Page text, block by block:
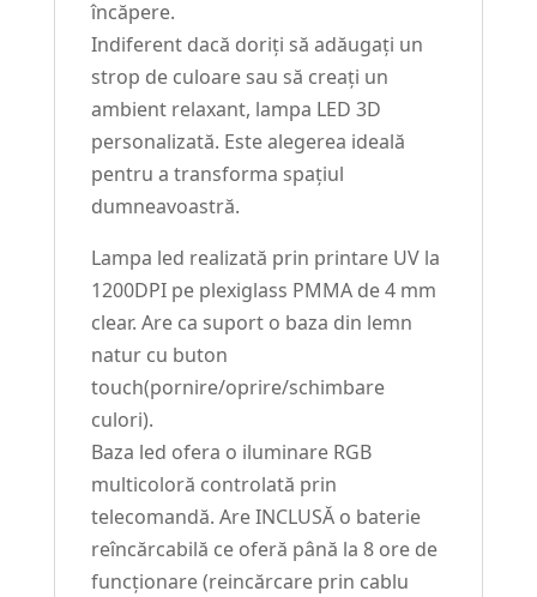
încăpere.
Indiferent dacă doriți să adăugați un
strop de culoare sau să creați un
ambient relaxant, lampa LED 3D
personalizată. Este alegerea ideală
pentru a transforma spațiul
dumneavoastră.
Lampa led realizată prin printare UV la
1200DPI pe plexiglass PMMA de 4 mm
clear. Are ca suport o baza din lemn
natur cu buton
touch(pornire/oprire/schimbare
culori).
Baza led ofera o iluminare RGB
multicoloră controlată prin
telecomandă. Are INCLUSĂ o baterie
reîncărcabilă ce oferă până la 8 ore de
funcționare (reincărcare prin cablu